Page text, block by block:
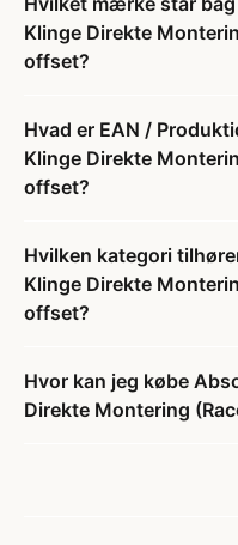
Klinge Direkte
offset?
Hvad er EAN /
Klinge Direkte
offset?
Hvilken kategori
Klinge Direkte
offset?
Hvor kan jeg købe
Direkte Montering